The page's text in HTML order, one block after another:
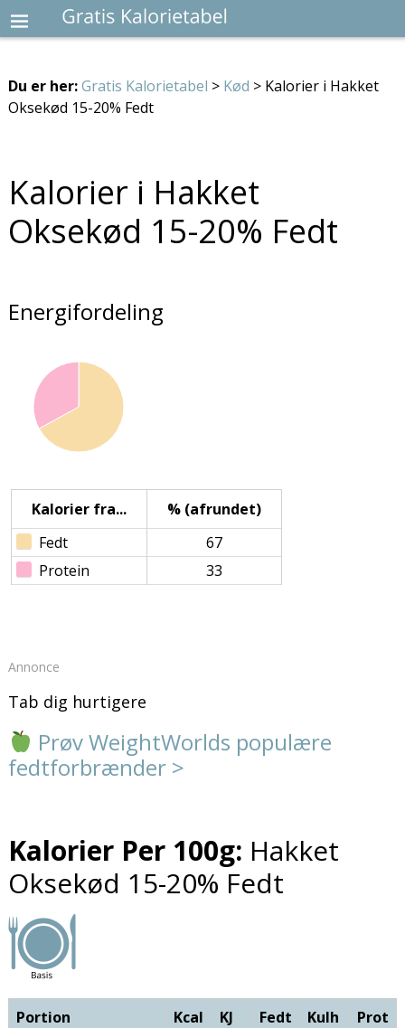
Du er her:Gratis Kalorietabel > Kød > Kalorier i Hakket
Oksekød 15-20% Fedt
Kalorier i Hakket
Oksekød 15-20% Fedt
Energifordeling
Kalorier fra...
% (afrundet)
Fedt
67
Protein
33
Annonce
Tab dig hurtigere
Prøv WeightWorlds populære
fedtforbrænder >
Kalorier Per 100g: Hakket
Oksekød 15-20% Fedt
Portion Kcal KJ Fedt Kulh
Prot